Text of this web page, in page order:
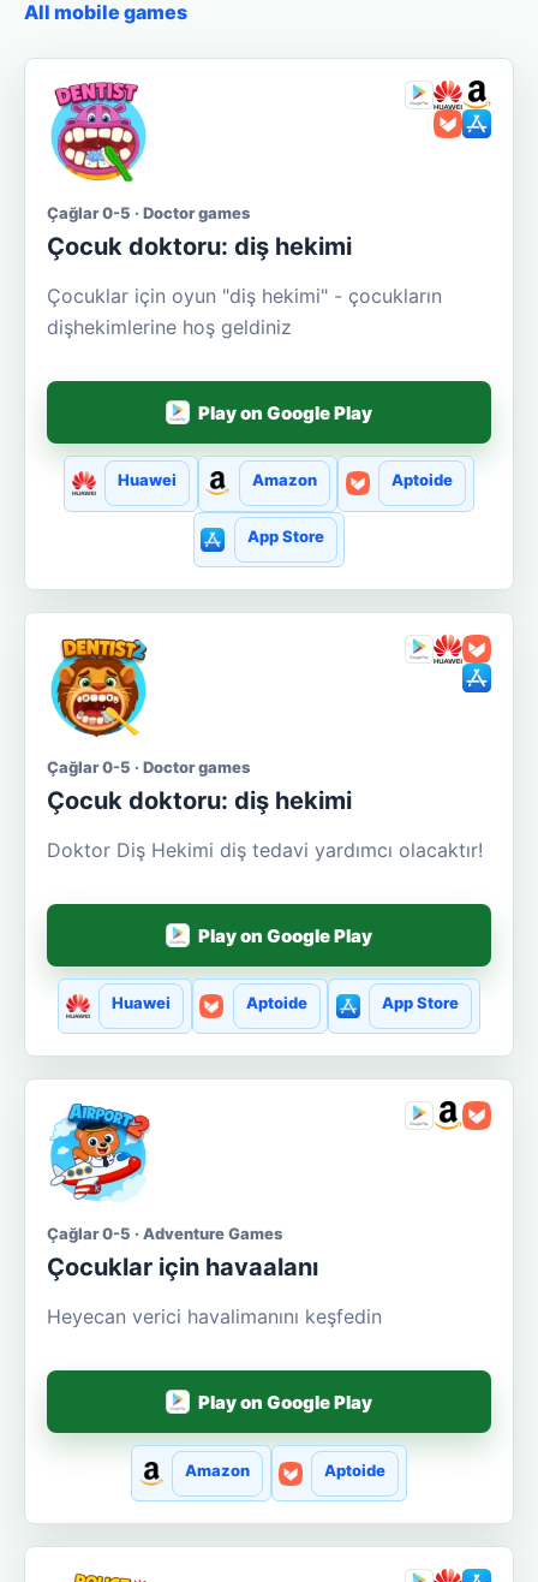
All mobile games
Çağlar 0-5 · Doctor games
Çocuk doktoru: diş hekimi
Çocuklar için oyun "diş hekimi" - çocukların
dişhekimlerine hoş geldiniz
Play on Google Play
Huawei Amazon Aptoide
App Store
Çağlar 0-5 · Doctor games
Çocuk doktoru: diş hekimi
Doktor Diş Hekimi diş tedavi yardımcı olacaktır!
Play on Google Play
Huawei Aptoide App Store
Çağlar 0-5 · Adventure Games
Çocuklar için havaalanı
Heyecan verici havalimanını keşfedin
Play on Google Play
Amazon Aptoide